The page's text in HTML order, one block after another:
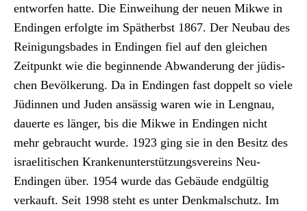
ent­wor­fen hat­te. Die Ein­wei­hung der neuen Mik­we in
Endin­gen erfol­gte im Spätherb­st 1867. Der Neubau des
Reini­gungs­bades in Endin­gen fiel auf den gle­ichen
Zeit­punkt wie die begin­nende Abwan­derung der jüdis­
chen Bevölkerung. Da in Endin­gen fast dop­pelt so viele
Jüdin­nen und Juden ansäs­sig waren wie in Leng­nau,
dauerte es länger, bis die Mik­we in Endin­gen nicht
mehr gebraucht wurde. 1923 ging sie in den Besitz des
israelitis­chen Kranke­nun­ter­stützungsvere­ins Neu-
Endin­gen über. 1954 wurde das Gebäude endgültig
verkauft. Seit 1998 ste­ht es unter Denkmalschutz. Im